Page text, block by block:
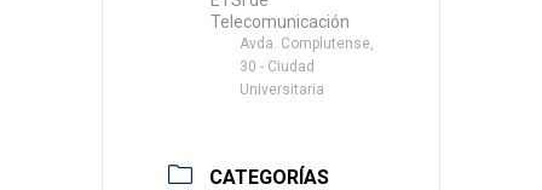
Telecomunicación
Avda. Complutense,
30 - Ciudad
Universitaria
CATEGORÍAS